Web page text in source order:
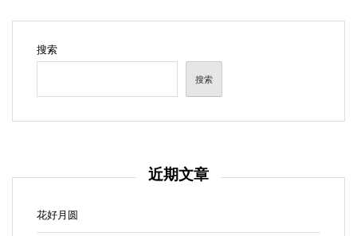
搜索
搜索
近期文章
花好月圆